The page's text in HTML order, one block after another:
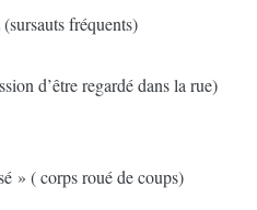
fréquents)
d’être regardé dans la rue)
» ( corps roué de coups)